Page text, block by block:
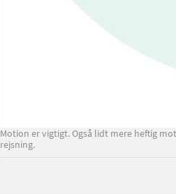
Motion er vigtigt. Også lidt mere heftig
rejsning.